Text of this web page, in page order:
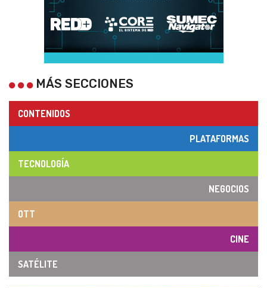
MÁS SECCIONES
CONTENIDOS
PLATAFORMAS
TECNOLOGÍA
NEGOCIOS
OTT
CINE
SATÉLITE